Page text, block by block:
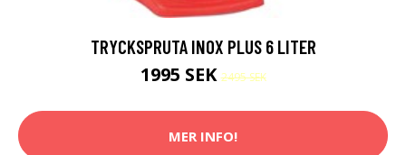
TRYCKSPRUTA INOX PLUS 6 LITER
1995 SEK2495 SEK
MER INFO!